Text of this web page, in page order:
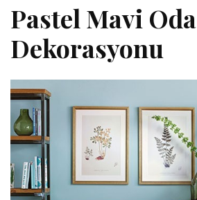
Pastel Mavi Oda
Dekorasyonu